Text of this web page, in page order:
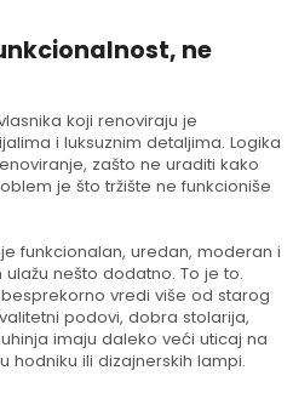
ne
koji renoviraju je
i luksuznim detaljima. Logika
zašto ne uraditi kako
je što tržište ne funkcioniše
funkcionalan, uredan, moderan i
nešto dodatno. To je to.
vredi više od starog
podovi, dobra stolarija,
imaju daleko veći uticaj na
hodniku ili dizajnerskih lampi.